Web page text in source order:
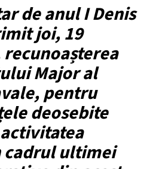
de anul I Denis
joi, 19
Major al
pentru
deosebite
ultimei